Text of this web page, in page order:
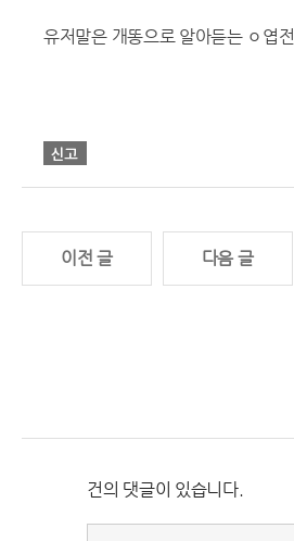
유저말은 개똥으로 알아듣는 ㅇ엽전
이전 글 다음 글
건의 댓글이 있습니다.